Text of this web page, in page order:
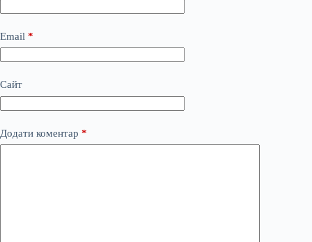
Email *
Сайт
Додати коментар *